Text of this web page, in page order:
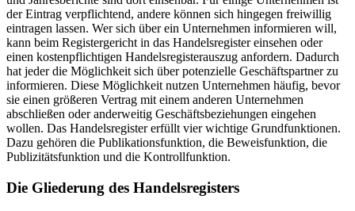
der Eintrag verpflichtend, andere können sich hingegen freiwillig
eintragen lassen. Wer sich über ein Unternehmen informieren will,
kann beim Registergericht in das Handelsregister einsehen oder
einen kostenpflichtigen Handelsregisterauszug anfordern. Dadurch
hat jeder die Möglichkeit sich über potenzielle Geschäftspartner zu
informieren. Diese Möglichkeit nutzen Unternehmen häufig, bevor
sie einen größeren Vertrag mit einem anderen Unternehmen
abschließen oder anderweitig Geschäftsbeziehungen eingehen
wollen. Das Handelsregister erfüllt vier wichtige Grundfunktionen.
Dazu gehören die Publikationsfunktion, die Beweisfunktion, die
Publizitätsfunktion und die Kontrollfunktion.
Die Gliederung des Handelsregisters